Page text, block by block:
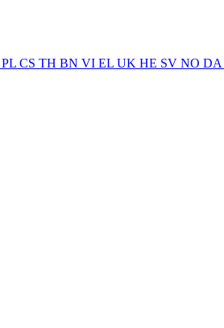
PL CS TH BN VI EL UK HE SV NO DA